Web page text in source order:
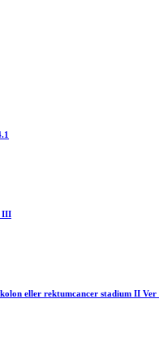
III
eller rektumcancer stadium II Ver